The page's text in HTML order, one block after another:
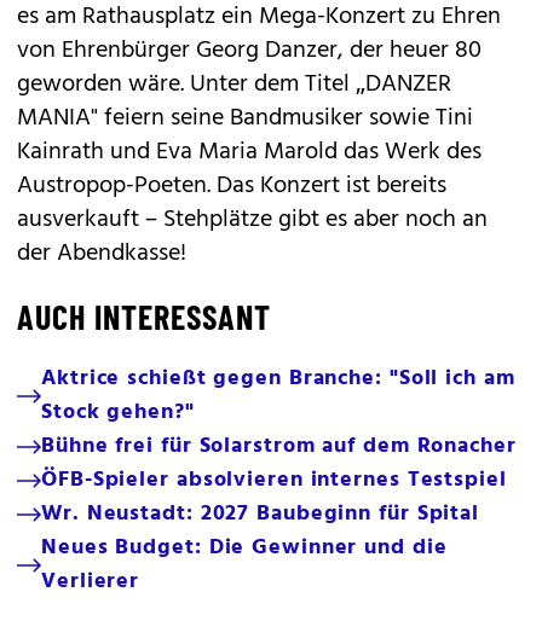
es am Rathausplatz ein Mega-Konzert zu Ehren
von Ehrenbürger Georg Danzer, der heuer 80
geworden wäre. Unter dem Titel „DANZER
MANIA" feiern seine Bandmusiker sowie Tini
Kainrath und Eva Maria Marold das Werk des
Austropop-Poeten. Das Konzert ist bereits
ausverkauft – Stehplätze gibt es aber noch an
der Abendkasse!
AUCH INTERESSANT
Aktrice schießt gegen Branche: "Soll ich am
Stock gehen?"
Bühne frei für Solarstrom auf dem Ronacher
ÖFB-Spieler absolvieren internes Testspiel
Wr. Neustadt: 2027 Baubeginn für Spital
Neues Budget: Die Gewinner und die
Verlierer